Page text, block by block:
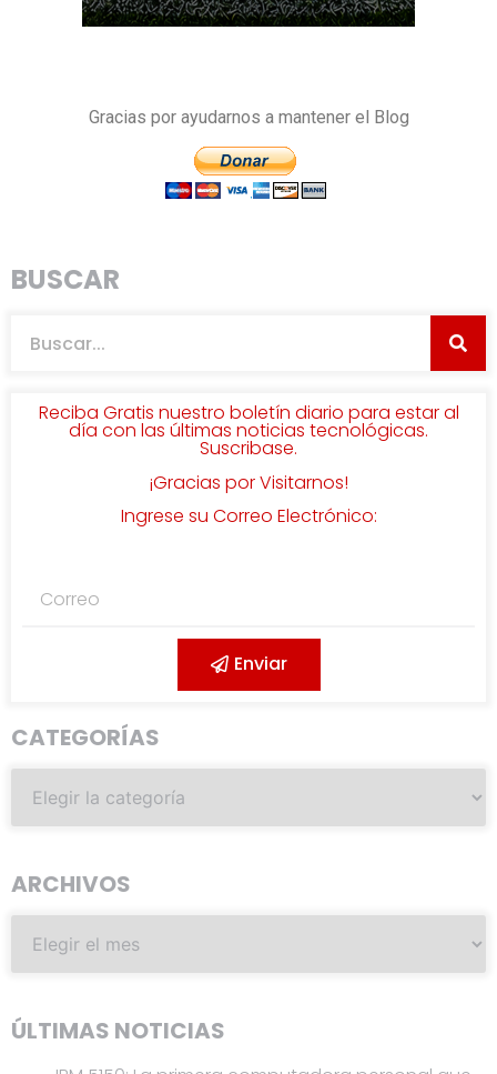
Gracias por ayudarnos a mantener el Blog
BUSCAR
Reciba Gratis nuestro boletín diario para estar al
día con las últimas noticias tecnológicas.
Suscribase.
¡Gracias por Visitarnos!
Ingrese su Correo Electrónico:
Enviar
CATEGORÍAS
ARCHIVOS
ÚLTIMAS NOTICIAS